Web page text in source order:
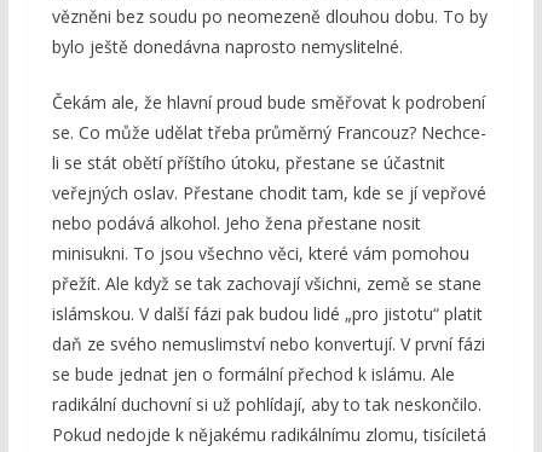
vězněni bez soudu po neomezeně dlouhou dobu. To by
bylo ještě donedávna naprosto nemyslitelné.
Čekám ale, že hlavní proud bude směřovat k podrobení
se. Co může udělat třeba průměrný Francouz? Nechce-
li se stát obětí příštího útoku, přestane se účastnit
veřejných oslav. Přestane chodit tam, kde se jí vepřové
nebo podává alkohol. Jeho žena přestane nosit
minisukni. To jsou všechno věci, které vám pomohou
přežít. Ale když se tak zachovají všichni, země se stane
islámskou. V další fázi pak budou lidé „pro jistotu“ platit
daň ze svého nemuslimství nebo konvertují. V první fázi
se bude jednat jen o formální přechod k islámu. Ale
radikální duchovní si už pohlídají, aby to tak neskončilo.
Pokud nedojde k nějakému radikálnímu zlomu, tisíciletá